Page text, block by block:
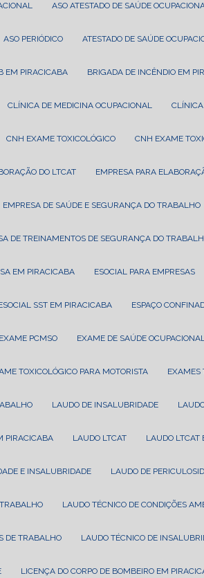
ASO ATESTADO DE SAÚDE
ASO PERIÓDICO ATESTADO DE SAÚDE
EM PIRACICABA BRIGADA DE INCÊNDIO EM
CLÍNICA DE MEDICINA OCUPACIONAL
CNH EXAME TOXICOLÓGICO CNH EXAME
DO LTCAT EMPRESA PARA
EMPRESA DE SAÚDE E SEGURANÇA DO TRABALHO
DE TREINAMENTOS DE SEGURANÇA DO
EM PIRACICABA ESOCIAL PARA EMPRESAS
ESOCIAL SST EM PIRACICABA ESPAÇO
EXAME PCMSO EXAME DE SAÚDE
TOXICOLÓGICO PARA MOTORISTA
LAUDO DE INSALUBRIDADE
PIRACICABA LAUDO LTCAT LAUDO
E INSALUBRIDADE LAUDO DE
LAUDO TÉCNICO DE CONDIÇÕES
DE TRABALHO LAUDO TÉCNICO DE
LICENÇA DO CORPO DE BOMBEIRO EM